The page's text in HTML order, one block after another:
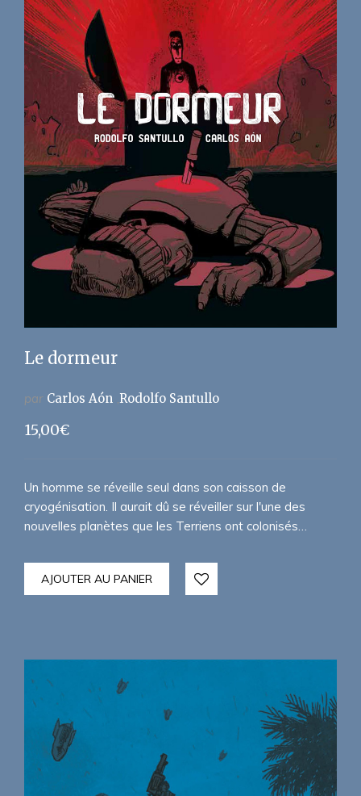
Le dormeur
par Carlos Aón Rodolfo Santullo
15,00€
Un homme se réveille seul dans son caisson de
cryogénisation. Il aurait dû se réveiller sur l'une des
nouvelles planètes que les Terriens ont colonisés…
AJOUTER AU PANIER